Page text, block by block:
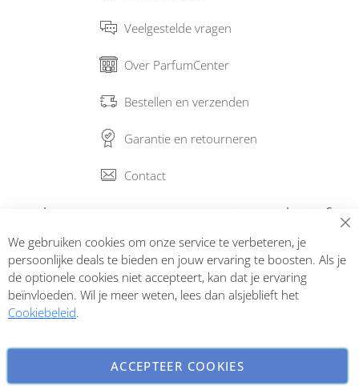
Veelgestelde vragen
Over ParfumCenter
Bestellen en verzenden
Garantie en retourneren
Contact
Abonneer op onze nieuwsbrief
Inschrijven
We gebruiken cookies om onze service te verbeteren, je
persoonlijke deals te bieden en jouw ervaring te boosten. Als je
de optionele cookies niet accepteert, kan dat je ervaring
beïnvloeden. Wil je meer weten, lees dan alsjeblieft het
Cookiebeleid.
ACCEPTEER COOKIES